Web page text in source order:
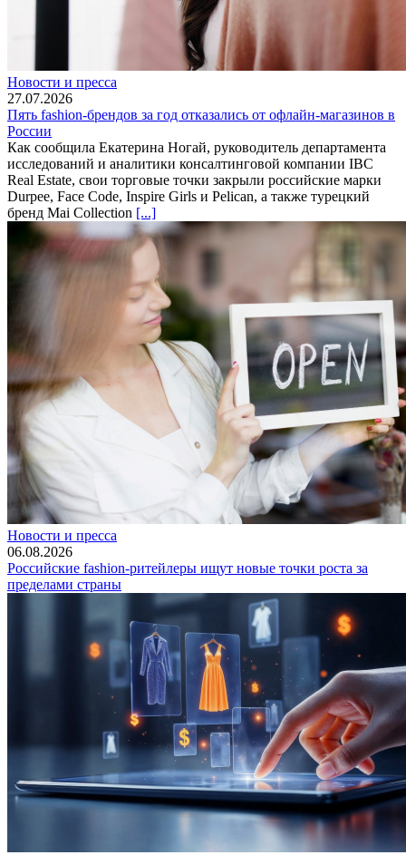
Новости и пресса
27.07.2026
Пять fashion-брендов за год отказались от офлайн-магазинов в
России
Как сообщила Екатерина Ногай, руководитель департамента
исследований и аналитики консалтинговой компании IBC
Real Estate, свои торговые точки закрыли российские марки
Durpee, Face Code, Inspire Girls и Pelican, а также турецкий
бренд Mai Collection [...]
Новости и пресса
06.08.2026
Российские fashion-ритейлеры ищут новые точки роста за
пределами страны